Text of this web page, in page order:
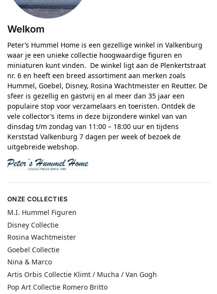
Welkom
Peter’s Hummel Home is een gezellige winkel in Valkenburg
waar je een unieke collectie hoogwaardige figuren en
miniaturen kunt vinden. De winkel ligt aan de Plenkertstraat
nr. 6 en heeft een breed assortiment aan merken zoals
Hummel, Goebel, Disney, Rosina Wachtmeister en Reutter. De
sfeer is gezellig en gastvrij en al meer dan 35 jaar een
populaire stop voor verzamelaars en toeristen. Ontdek de
vele collector’s items in deze bijzondere winkel van van
dinsdag t/m zondag van 11:00 – 18:00 uur en tijdens
Kerststad Valkenburg 7 dagen per week of bezoek de
uitgebreide webshop.
ONZE COLLECTIES
M.I. Hummel Figuren
Disney Collectie
Rosina Wachtmeister
Goebel Collectie
Nina & Marco
Artis Orbis Collectie Klimt / Mucha / Van Gogh
Pop Art Collectie Romero Britto